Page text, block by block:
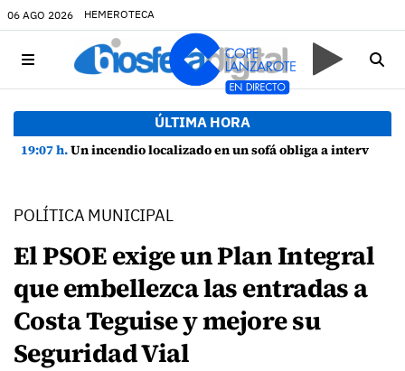
06 AGO 2026 HEMEROTECA
ÚLTIMA HORA
19:07 h.Un incendio localizado en un sofá obliga a intervenir en una vivienda de Playa Honda
POLÍTICA MUNICIPAL
El PSOE exige un Plan Integral
que embellezca las entradas a
Costa Teguise y mejore su
Seguridad Vial